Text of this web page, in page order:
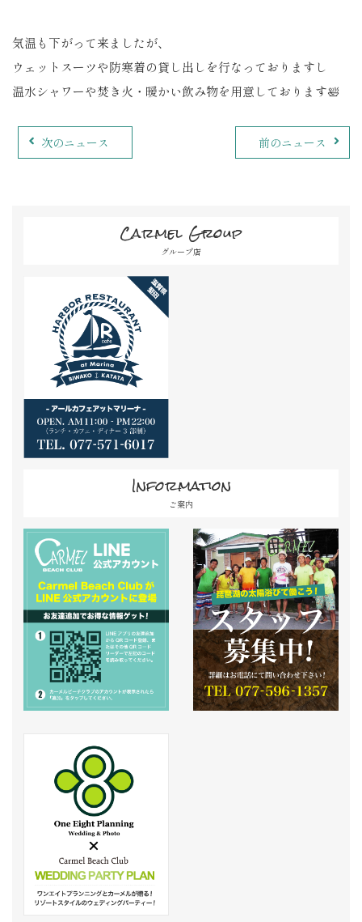
気温も下がって来ましたが、
ウェットスーツや防寒着の貸し出しを行なっておりますし
温水シャワーや焚き火・暖かい飲み物を用意しております🛀
次のニュース 前のニュース
Carmel Group
グループ店
Information
ご案内